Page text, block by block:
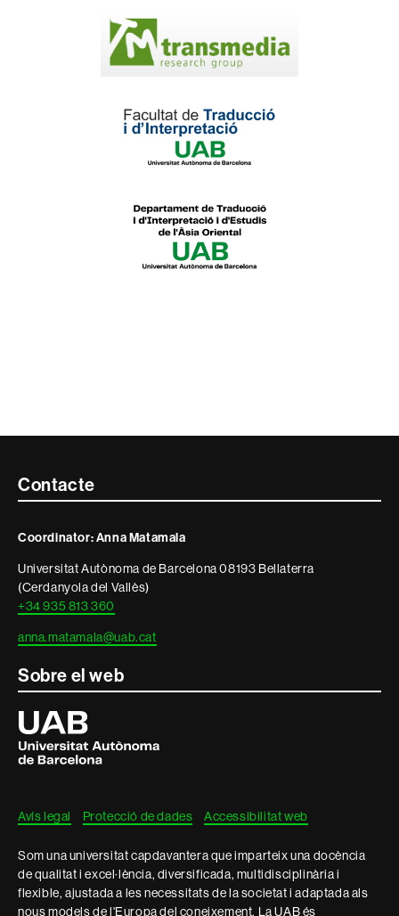
Contacte
informació
legal
Contacte
Coordinator: Anna Matamala
Universitat Autònoma de Barcelona 08193 Bellaterra
(Cerdanyola del Vallès)
+34 935 813 360
anna.matamala@uab.cat
Sobre el web
Universitat
Autònoma
de
Barcelona
Avís legal Protecció de dades Accessibilitat web
Som una universitat capdavantera que imparteix una docència
de qualitat i excel·lència, diversificada, multidisciplinària i
flexible, ajustada a les necessitats de la societat i adaptada als
nous models de l'Europa del coneixement. La UAB és